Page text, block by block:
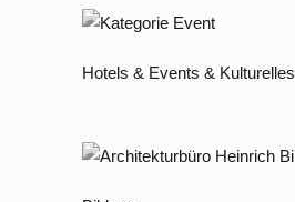
Hotels & Events & Kulturelles